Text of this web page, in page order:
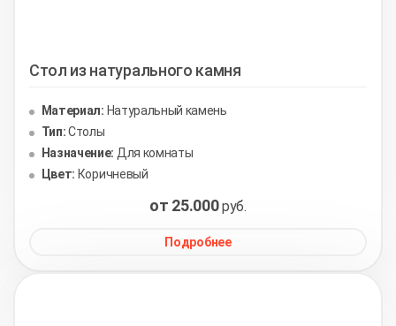
Стол из натурального камня
Материал: Натуральный камень
Тип:Столы
Назначение: Для комнаты
Цвет: Коричневый
от 25.000руб.
Подробнее